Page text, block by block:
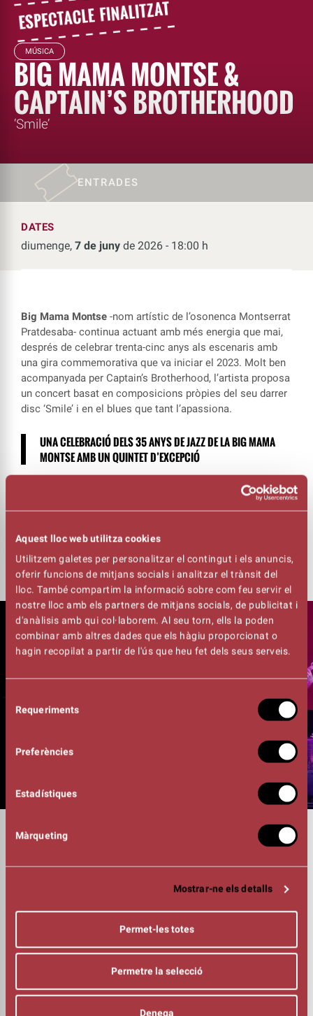
Aquest lloc web utilitza cookies
Utilitzem galetes per personalitzar el contingut i els anuncis,
oferir funcions de mitjans socials i analitzar el trànsit del
lloc. També compartim la informació sobre com feu servir el
nostre lloc amb els partners de mitjans socials, de publicitat i
d'anàlisis amb qui col·laborem. Al seu torn, ells la poden
combinar amb altres dades que els hàgiu proporcionat o
hagin recopilat a partir de l'ús que heu fet dels seus serveis.
Requeriments
Preferències
Estadístiques
Màrqueting
Mostrar-ne els detalls
Permet-les totes
Permetre la selecció
Denega
MÚSICA
BIG MAMA MONTSE &
CAPTAIN’S BROTHERHOOD
‘Smile’
ENTRADES
DATES
diumenge, 7 de juny de 2026 - 18:00 h
Big Mama Montse -nom artístic de l’osonenca Montserrat
Pratdesaba- continua actuant amb més energia que mai,
després de celebrar trenta-cinc anys als escenaris amb
una gira commemorativa que va iniciar el 2023. Molt ben
acompanyada per Captain’s Brotherhood, l’artista proposa
un concert basat en composicions pròpies del seu darrer
disc ‘Smile’ i en el blues que tant l’apassiona.
UNA CELEBRACIÓ DELS 35 ANYS DE JAZZ DE LA BIG MAMA
MONTSE AMB UN QUINTET D’EXCEPCIÓ
-guardonada amb el Jazzterrasman
prestigi artístic com a cantant i compositora, molt ben
DURADA
01:30h
Big Mama Montse
PIANO
Hernán Fridman
PERCUSSIÓ